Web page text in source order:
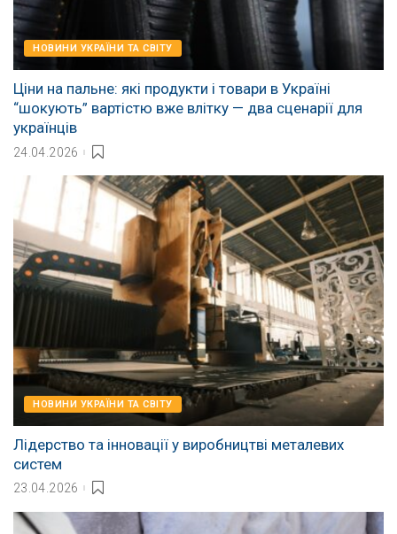
НОВИНИ УКРАЇНИ ТА СВІТУ
Ціни на пальне: які продукти і товари в Україні
“шокують” вартістю вже влітку — два сценарії для
українців
24.04.2026
НОВИНИ УКРАЇНИ ТА СВІТУ
Лідерство та інновації у виробництві металевих
систем
23.04.2026